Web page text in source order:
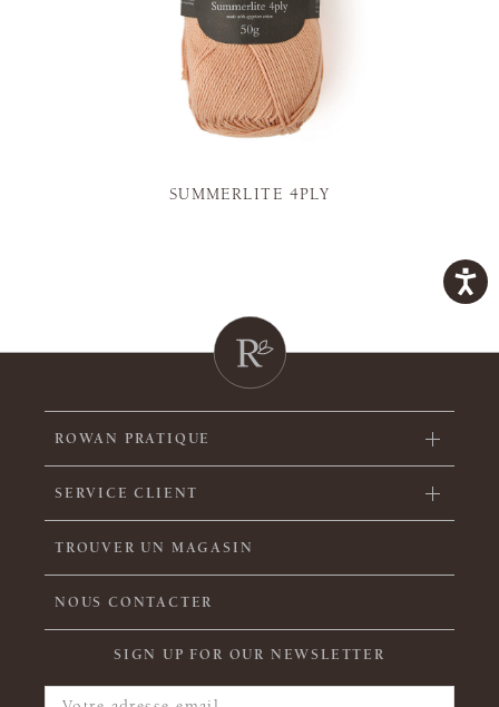
SUMMERLITE 4PLY
ROWAN PRATIQUE
SERVICE CLIENT
TROUVER UN MAGASIN
NOUS CONTACTER
SIGN UP FOR OUR NEWSLETTER